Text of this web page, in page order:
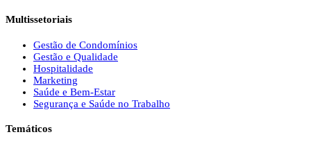
Multissetoriais
Gestão de Condomínios
Gestão e Qualidade
Hospitalidade
Marketing
Saúde e Bem-Estar
Segurança e Saúde no Trabalho
Temáticos